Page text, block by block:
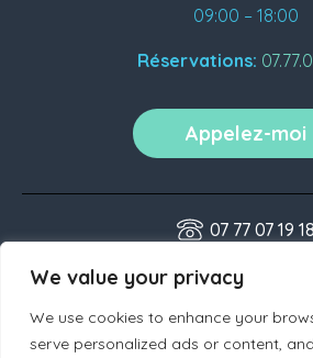
We value your privacy
We use cookies to enhance your
serve personalized ads or content,
09:00 – 18:00
Réservations:
Appelez-moi
07 77 07 19 18